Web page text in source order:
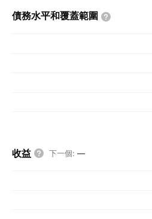
債務水平和覆蓋範圍
收益 下一個: —